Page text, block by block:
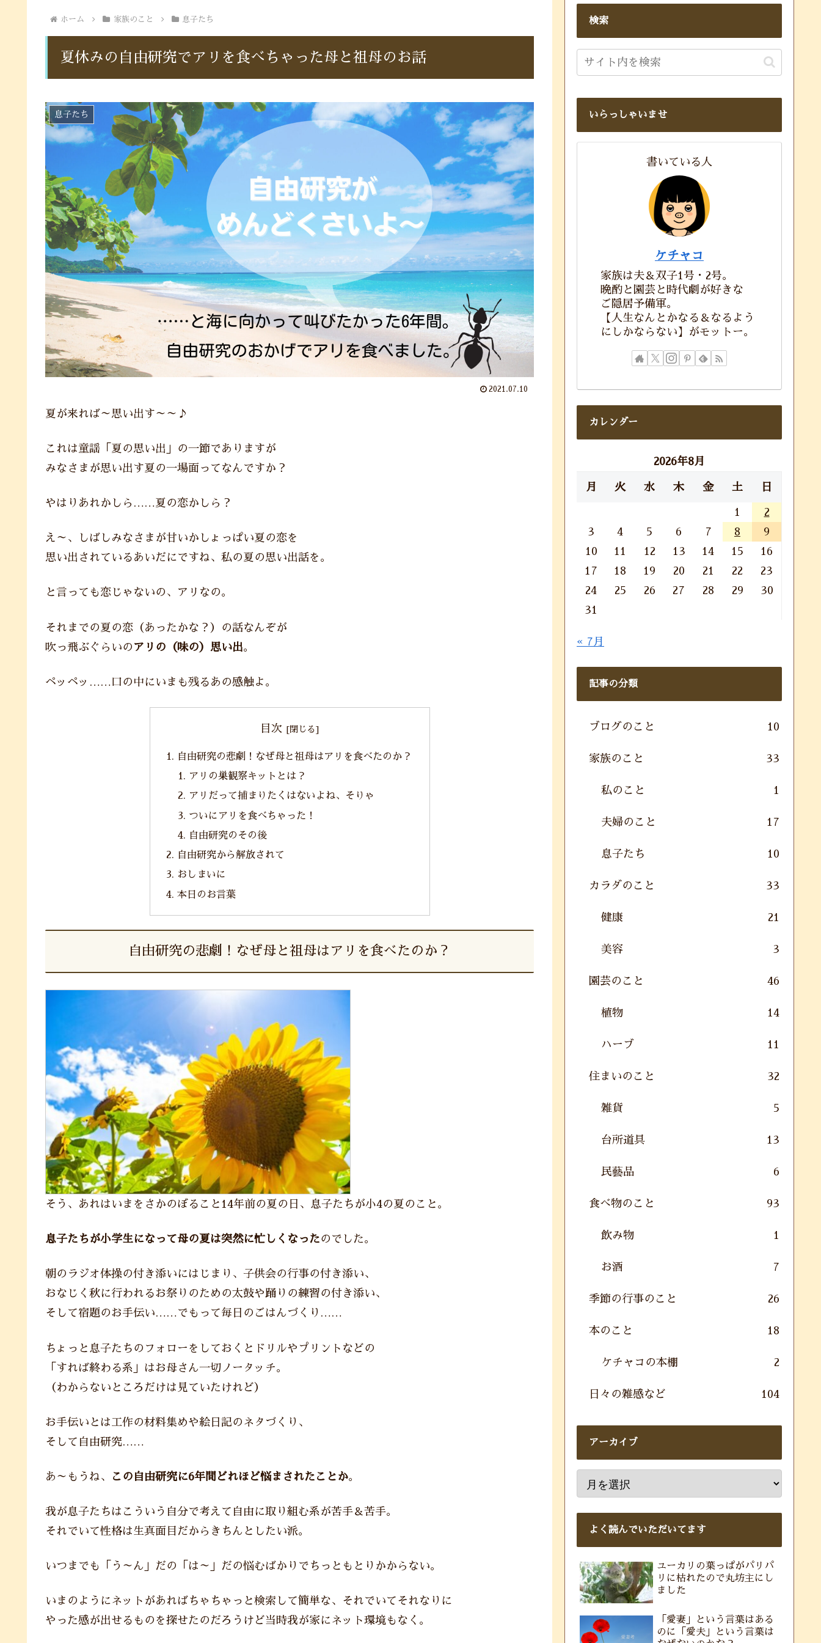
ホーム 家族のこと 息子たち
夏休みの自由研究でアリを食べちゃった母と祖母のお話
息子たち
2021.07.10
夏が来れば～思い出す～～♪
これは童謡「夏の思い出」の一節でありますが
みなさまが思い出す夏の一場面ってなんですか？
やはりあれかしら……夏の恋かしら？
え～、しばしみなさまが甘いかしょっぱい夏の恋を
思い出されているあいだにですね、私の夏の思い出話を。
と言っても恋じゃないの、アリなの。
それまでの夏の恋（あったかな？）の話なんぞが
吹っ飛ぶぐらいの アリの（味の）思い出。
ペッペッ……口の中にいまも残るあの感触よ。
目次
自由研究の悲劇！なぜ母と祖母はアリを食べたのか？
アリの巣観察キットとは？
アリだって捕まりたくはないよね、そりゃ
ついにアリを食べちゃった！
自由研究のその後
自由研究から解放されて
おしまいに
本日のお言葉
自由研究の悲劇！なぜ母と祖母はアリを食べたのか？
そう、あれはいまをさかのぼること14年前の夏の日、息子たちが小4の夏のこと。
息子たちが小学生になって母の夏は突然に忙しくなったのでした。
朝のラジオ体操の付き添いにはじまり、子供会の行事の付き添い、
おなじく秋に行われるお祭りのための太鼓や踊りの練習の付き添い、
そして宿題のお手伝い……でもって毎日のごはんづくり……
ちょっと息子たちのフォローをしておくとドリルやプリントなどの
「すれば終わる系」はお母さん一切ノータッチ。
（わからないところだけは見ていたけれど）
お手伝いとは工作の材料集めや絵日記のネタづくり、
そして自由研究……
あ～もうね、 この自由研究に6年間どれほど悩まされたことか。
我が息子たちはこういう自分で考えて自由に取り組む系が苦手＆苦手。
それでいて性格は生真面目だからきちんとしたい派。
いつまでも「う～ん」だの「は～」だの悩むばかりでちっともとりかからない。
いまのようにネットがあればちゃちゃっと検索して簡単な、それでいてそれなりに
やった感が出せるものを探せたのだろうけど当時我が家にネット環境もなく。
検索
いらっしゃいませ
書いている人
ケチャコ
家族は夫＆双子1号・2号。
晩酌と園芸と時代劇が好きな
ご隠居予備軍。
【人生なんとかなる＆なるよう
にしかならない】がモットー。
カレンダー
2026年8月
月 火 水 木 金 土 日
1
2
3
4 5 6 7 8
9
10
11 12 13 14 15
16
17
18 19 20 21 22
23
24
25 26 27 28 29
30
31
« 7月
記事の分類
ブログのこと 10
家族のこと 33
私のこと 1
夫婦のこと 17
息子たち 10
カラダのこと 33
健康 21
美容 3
園芸のこと 46
植物 14
ハーブ 11
住まいのこと 32
雑貨 5
台所道具 13
民藝品 6
食べ物のこと 93
飲み物 1
お酒 7
季節の行事のこと 26
本のこと 18
ケチャコの本棚 2
日々の雑感など 104
アーカイブ
よく読んでいただいてます
ユーカリの葉っぱがパリパ
リに枯れたので丸坊主にし
ました
「愛妻」という言葉はある
のに「愛夫」という言葉は